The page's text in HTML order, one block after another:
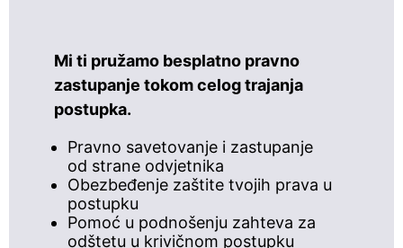
Mi ti pružamo besplatno pravno
zastupanje tokom celog trajanja
postupka.
Pravno savetovanje i zastupanje
od strane odvjetnika
Obezbeđenje zaštite tvojih prava u
postupku
Pomoć u podnošenju zahteva za
odštetu u krivičnom postupku